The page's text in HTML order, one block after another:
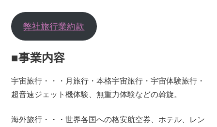
弊社旅行業約款
■事業内容
宇宙旅行・・・月旅行・本格宇宙旅行・宇宙体験旅行・
超音速ジェット機体験、無重力体験などの斡旋。
海外旅行・・・世界各国への格安航空券、ホテル、レン